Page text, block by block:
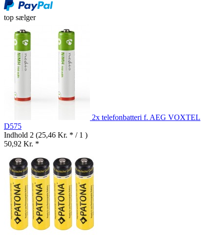
top sælger
2x telefonbatteri f. AEG VOXTEL
D575
Indhold 2 (25,46 Kr. * / 1 )
50,92 Kr. *